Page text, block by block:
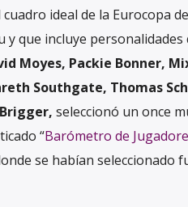
ideal de la Eurocopa
y que incluye personalidades
Moyes, Packie Bonner,
Southgate, Thomas
seleccionó un once
“Barómetro de
se habían seleccionado